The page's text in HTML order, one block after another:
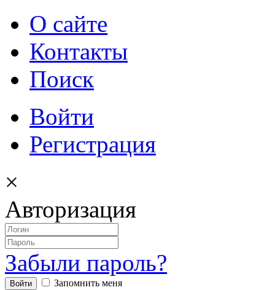
О сайте
Контакты
Поиск
Войти
Регистрация
×
Авторизация
Забыли пароль?
Запомнить меня